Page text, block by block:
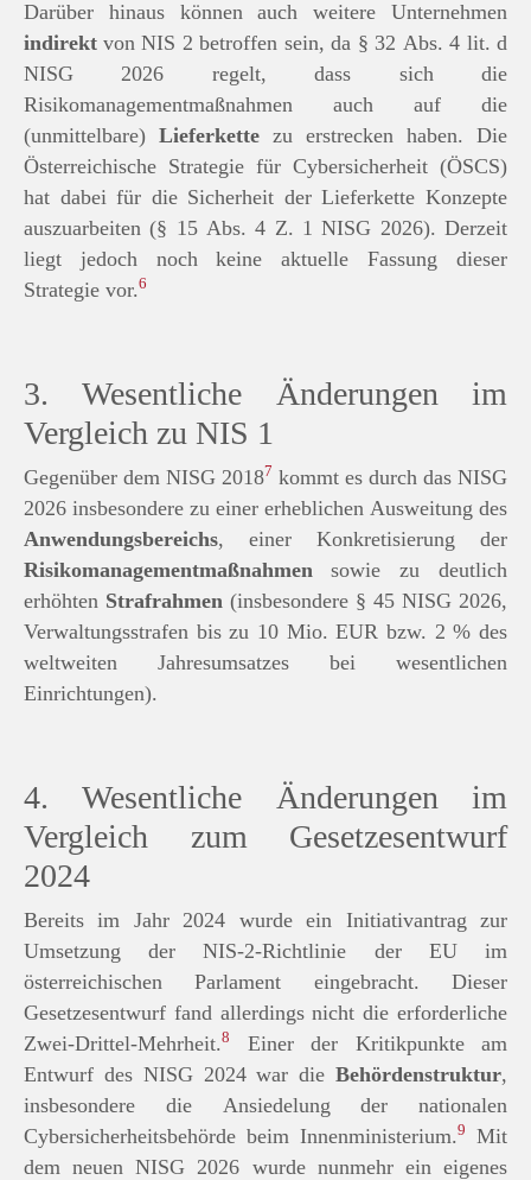
Darüber hinaus können auch weitere Unternehmen
indirekt von NIS 2 betroffen sein, da § 32 Abs. 4 lit. d
NISG 2026 regelt, dass sich die
Risikomanagementmaßnahmen auch auf die
(unmittelbare) Lieferkette zu erstrecken haben. Die
Österreichische Strategie für Cybersicherheit (ÖSCS)
hat dabei für die Sicherheit der Lieferkette Konzepte
auszuarbeiten (§ 15 Abs. 4 Z. 1 NISG 2026). Derzeit
liegt jedoch noch keine aktuelle Fassung dieser
Strategie vor.6
3. Wesentliche Änderungen im
Vergleich zu NIS 1
Gegenüber dem NISG 20187 kommt es durch das NISG
2026 insbesondere zu einer erheblichen Ausweitung des
Anwendungsbereichs, einer Konkretisierung der
Risikomanagementmaßnahmen sowie zu deutlich
erhöhten Strafrahmen (insbesondere § 45 NISG 2026,
Verwaltungsstrafen bis zu 10 Mio. EUR bzw. 2 % des
weltweiten Jahresumsatzes bei wesentlichen
Einrichtungen).
4. Wesentliche Änderungen im
Vergleich zum Gesetzesentwurf
2024
Bereits im Jahr 2024 wurde ein Initiativantrag zur
Umsetzung der NIS-2-Richtlinie der EU im
österreichischen Parlament eingebracht. Dieser
Gesetzesentwurf fand allerdings nicht die erforderliche
Zwei-Drittel-Mehrheit.8
Einer der Kritikpunkte am
Entwurf des NISG 2024 war die Behördenstruktur,
insbesondere die Ansiedelung der nationalen
Cybersicherheitsbehörde beim Innenministerium.9
Mit
dem neuen NISG 2026 wurde nunmehr ein eigenes